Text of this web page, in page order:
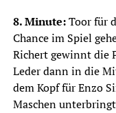
8. Minute:Toor für
Chance im Spiel
Richert gewinnt die
Leder dann in die
dem Kopf für Enzo
Maschen